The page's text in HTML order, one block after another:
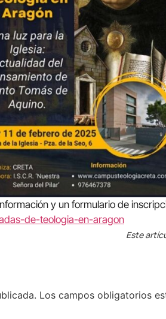
y un formulario de
de-teologia-en-aragon
Este
Los campos obligatorios